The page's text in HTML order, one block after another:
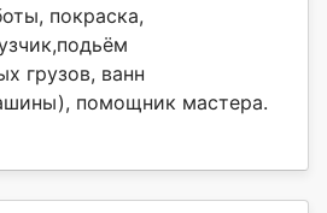
покраска,
грузов, ванн
помощник мастера.